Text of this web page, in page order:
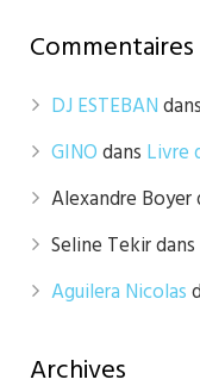
DJ ESTEBANdans
GINOdans Livre
Alexandre Boyer
Seline Tekirdans
Aguilera Nicolas
Archives